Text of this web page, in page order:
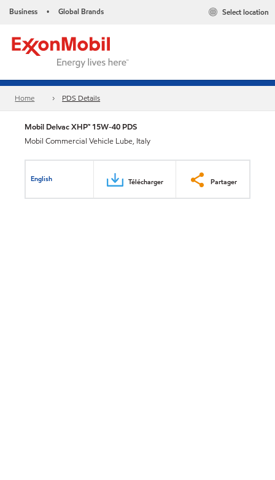
Business • Global Brands Select location
Home PDS Details
Mobil Delvac XHP™ 15W-40 PDS
Mobil Commercial Vehicle Lube, Italy
English Télécharger Partager